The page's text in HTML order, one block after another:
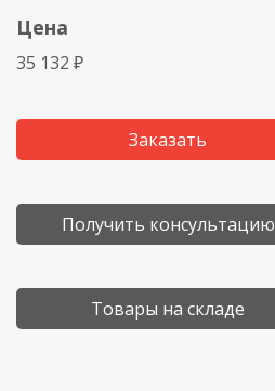
Цена
35 132 ₽
Заказать
Получить консультацию
Товары на складе